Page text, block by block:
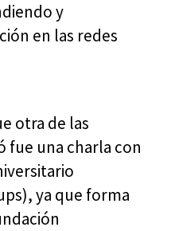
y
en las redes
otra de las
fue una charla con
ya que forma